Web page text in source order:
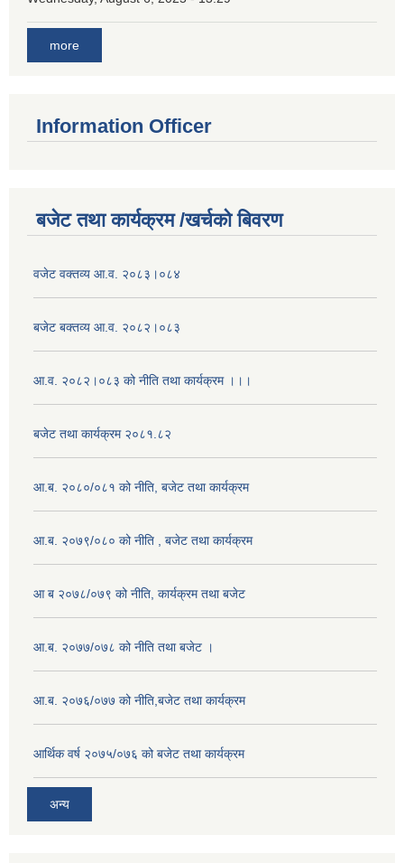
more
Information Officer
बजेट तथा कार्यक्रम /खर्चको बिवरण
वजेट वक्तव्य आ.व. २०८३।०८४
बजेट बक्तव्य आ.व. २०८२।०८३
आ.व. २०८२।०८३ को नीति तथा कार्यक्रम ।।।
बजेट तथा कार्यक्रम २०८१.८२
आ.ब. २०८०/०८१ को नीति, बजेट तथा कार्यक्रम
आ.ब. २०७९/०८० को नीति , बजेट तथा कार्यक्रम
आ ब २०७८/०७९ को नीति, कार्यक्रम तथा बजेट
आ.ब. २०७७/०७८ को नीति तथा बजेट ।
आ.ब. २०७६/०७७ को नीति,बजेट तथा कार्यक्रम
आर्थिक वर्ष २०७५/०७६ को बजेट तथा कार्यक्रम
अन्य